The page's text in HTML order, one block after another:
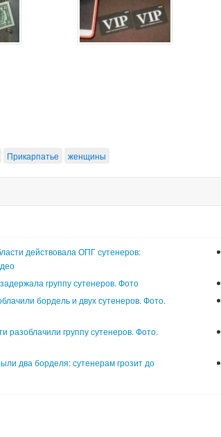
Прикарпатье женщины
действовала ОПГ сутенеров:
группу сутенеров. Фото
бордель и двух сутенеров. Фото.
разоблачили группу сутенеров. Фото.
два борделя: сутенерам грозит до